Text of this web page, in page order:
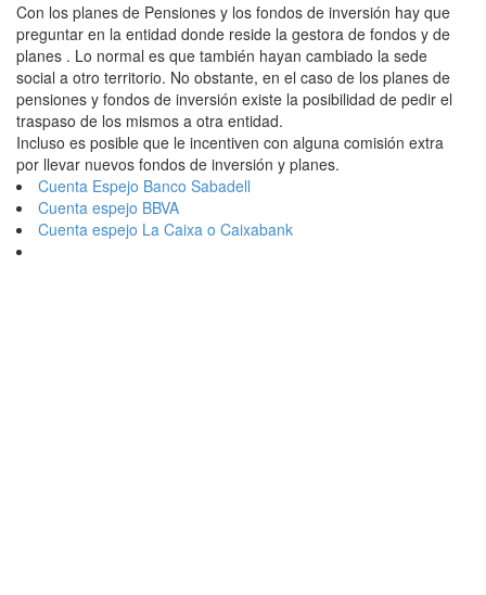
Con los planes de Pensiones y los fondos de inversión hay que
preguntar en la entidad donde reside la gestora de fondos y de
planes . Lo normal es que también hayan cambiado la sede
social a otro territorio. No obstante, en el caso de los planes de
pensiones y fondos de inversión existe la posibilidad de pedir el
traspaso de los mismos a otra entidad.
Incluso es posible que le incentiven con alguna comisión extra
por llevar nuevos fondos de inversión y planes.
Cuenta Espejo Banco Sabadell
Cuenta espejo BBVA
Cuenta espejo La Caixa o Caixabank